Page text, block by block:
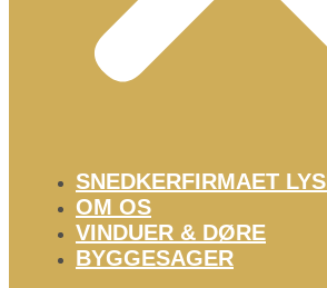
SNEDKERFIRMAET
OM OS
VINDUER & DØRE
BYGGESAGER